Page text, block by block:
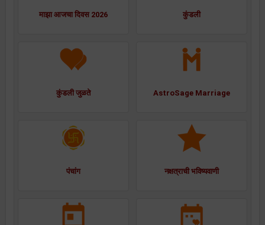
माझा आजचा दिवस 2026 कुंडली
कुंडली जुळते AstroSage Marriage
पंचांग नक्षत्राची भविष्यवाणी